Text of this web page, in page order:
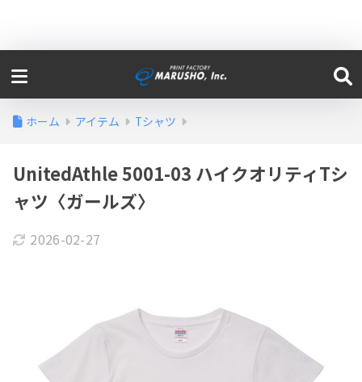
ホーム アイテム Tシャツ
UnitedAthle 5001-03 ハイクオリティTシ
ャツ〈ガールズ〉
2026-02-27